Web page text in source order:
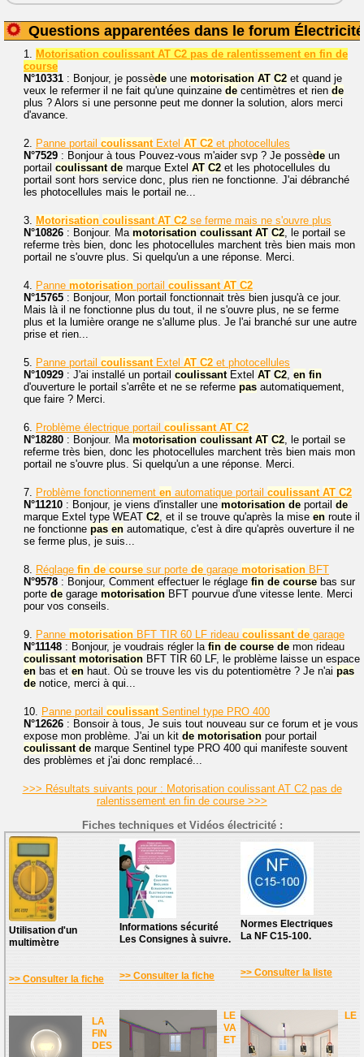
Questions apparentées dans le forum Électricité
1. Motorisation coulissant AT C2 pas de ralentissement en fin de
course
N°10331 : Bonjour, je possède une motorisation AT C2 et quand je
veux le refermer il ne fait qu'une quinzaine de centimètres et rien de
plus ? Alors si une personne peut me donner la solution, alors merci
d'avance.
2. Panne portail coulissantExtel AT C2 et photocellules
N°7529 : Bonjour à tous Pouvez-vous m'aider svp ? Je possède un
portail coulissant de marque Extel AT C2 et les photocellules du
portail sont hors service donc, plus rien ne fonctionne. J'ai débranché
les photocellules mais le portail ne...
3. Motorisation coulissant AT C2 se ferme mais ne s'ouvre plus
N°10826 : Bonjour. Ma motorisation coulissant AT C2, le portail se
referme très bien, donc les photocellules marchent très bien mais mon
portail ne s'ouvre plus. Si quelqu'un a une réponse. Merci.
4. Panne motorisation portail coulissant AT C2
N°15765 : Bonjour, Mon portail fonctionnait très bien jusqu'à ce jour.
Mais là il ne fonctionne plus du tout, il ne s'ouvre plus, ne se ferme
plus et la lumière orange ne s'allume plus. Je l'ai branché sur une autre
prise et rien...
5. Panne portail coulissantExtel AT C2 et photocellules
N°10929 : J'ai installé un portail coulissantExtel AT C2, en fin
d'ouverture le portail s'arrête et ne se referme pas automatiquement,
que faire ? Merci.
6. Problème électrique portail coulissant AT C2
N°18280 : Bonjour. Ma motorisation coulissant AT C2, le portail se
referme très bien, donc les photocellules marchent très bien mais mon
portail ne s'ouvre plus. Si quelqu'un a une réponse. Merci.
7. Problème fonctionnement en automatique portail coulissant AT C2
N°11210 : Bonjour, je viens d'installer une motorisation de portail de
marque Extel type WEAT C2, et il se trouve qu'après la mise en route il
ne fonctionne pas en automatique, c'est à dire qu'après ouverture il ne
se ferme plus, je suis...
8. Réglage fin de course sur porte de garage motorisation BFT
N°9578 : Bonjour, Comment effectuer le réglage fin de course bas sur
porte de garage motorisation BFT pourvue d'une vitesse lente. Merci
pour vos conseils.
9. Panne motorisation BFT TIR 60 LF rideau coulissant de garage
N°11148 : Bonjour, je voudrais régler la fin de course de mon rideau
coulissant motorisation BFT TIR 60 LF, le problème laisse un espace
en bas et en haut. Où se trouve les vis du potentiomètre ? Je n'ai pas
de notice, merci à qui...
10. Panne portail coulissantSentinel type PRO 400
N°12626 : Bonsoir à tous, Je suis tout nouveau sur ce forum et je vous
expose mon problème. J'ai un kit de motorisation pour portail
coulissant de marque Sentinel type PRO 400 qui manifeste souvent
des problèmes et j'ai donc remplacé...
>>> Résultats suivants pour : Motorisation coulissant AT C2 pas de
ralentissement en fin de course >>>
Fiches techniques et Vidéos électricité :
Utilisation d'un
multimètre
>> Consulter la fiche
Informations sécurité
Les Consignes à suivre.
>> Consulter la fiche
Normes Electriques
La NF C15-100.
>> Consulter la liste
LA
FIN
DES
LE
VA
ET
LE